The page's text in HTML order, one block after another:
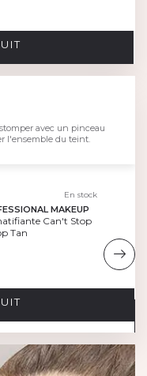
avec un pinceau
l'ensemble du teint.
En stock
MAKEUP
Can't Stop
Tan